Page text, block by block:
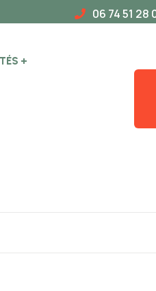
06 74 51 28